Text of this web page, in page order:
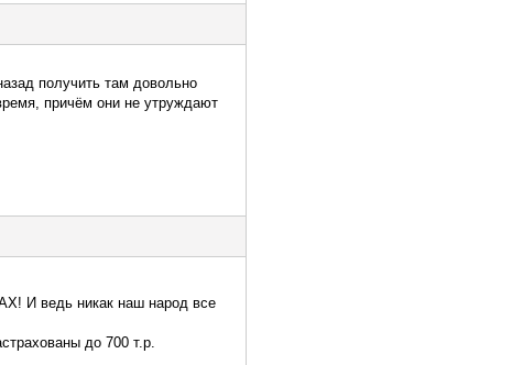
получить там довольно
причём они не утруждают
И ведь никак наш народ все
до 700 т.р.